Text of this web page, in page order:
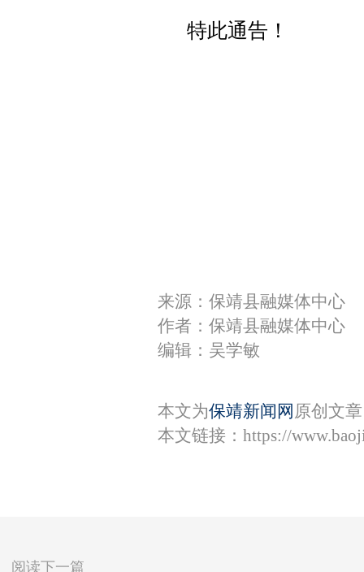
特此通告！
来源：保靖县融媒体中心
作者：保靖县融媒体中心
编辑：吴学敏
本文为保靖新闻网 原创文
本文链接： https://
阅读下一篇